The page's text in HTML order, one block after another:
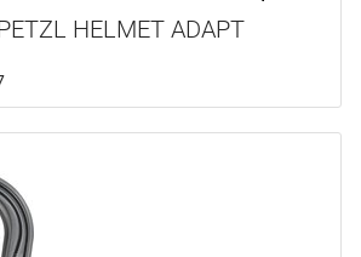
HELMET ADAPT